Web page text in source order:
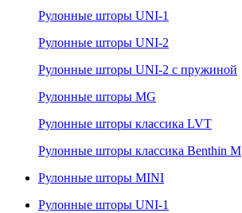
Рулонные шторы UNI-1
Рулонные шторы UNI-2
Рулонные шторы UNI-2 с пружиной
Рулонные шторы MG
Рулонные шторы классика LVT
Рулонные шторы классика Benthin M
Рулонные шторы MINI
Рулонные шторы UNI-1